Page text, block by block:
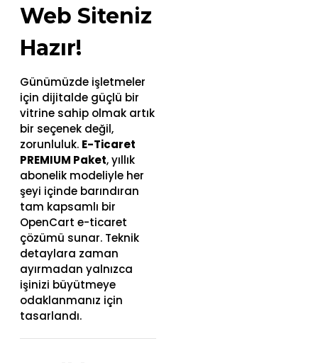
Web Siteniz
Hazır!
Günümüzde işletmeler
için dijitalde güçlü bir
vitrine sahip olmak artık
bir seçenek değil,
zorunluluk. E-Ticaret
PREMIUM Paket, yıllık
abonelik modeliyle her
şeyi içinde barındıran
tam kapsamlı bir
OpenCart e-ticaret
çözümü sunar. Teknik
detaylara zaman
ayırmadan yalnızca
işinizi büyütmeye
odaklanmanız için
tasarlandı.